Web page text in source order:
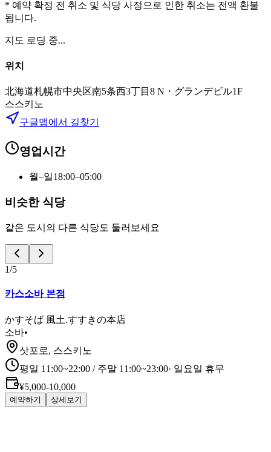
* 예약 확정 전 취소 및 식당 사정으로 인한 취소는 전액 환불
됩니다.
지도 로딩 중...
위치
北海道札幌市中央区南5条西3丁目8 N・グランデビル1F
스스키노
구글맵에서 길찾기
영업시간
월–일18:00–05:00
비슷한 식당
같은 도시의 다른 식당도 둘러보세요
1/5
카스소바 본점
かすそば 風土.すすきの本店
소바•
삿포로, 스스키노
평일 11:00~22:00 / 주말 11:00~23:00· 일요일 휴무
¥5,000-10,000
예약하기 상세보기